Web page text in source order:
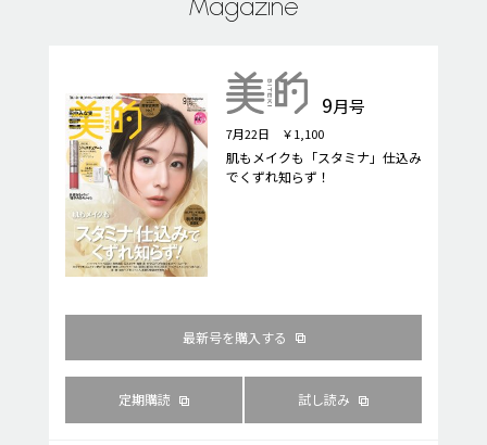
9月号
7月22日 ￥1,100
肌もメイクも「スタミナ」仕込み
でくずれ知らず！
最新号を購入する
定期購読 試し読み